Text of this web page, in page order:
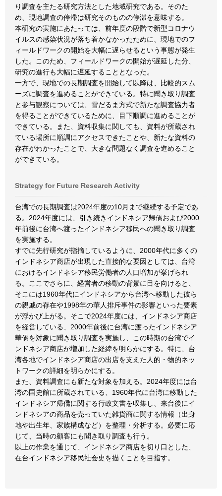
り調査を主たる研究方法とした地域研究である。そのた
め、現地調査の停滞は研究そのものの停滞を意味する。
本研究の実施にあたっては、前年度の段階で新型コロナウ
イルスの感染状況が落ち着かなかったために、現地でのフ
ィールドワークの開始を大幅に遅らせるという事態が発生
した。このため、フィールドワークの開始が遅延した分、
研究の進行も大幅に遅延することとなった。
一方で、現地での長期調査を開始して以降は、比較的スム
ーズに調査を進めることができている。特に聞き取り調査
と参与観察については、雪だるま方式で新たな調査協力者
を得ることができているために、目下順調に進めることが
できている。また、資料収集に関しても、資料が所蔵され
ている場所に順調にアクセスできたことや、新たな資料の
存在がわかったことで、大きな問題なく調査を進めること
ができている。
Strategy for Future Research Activity
台湾での長期調査は2024年度の10月まで継続する予定であ
る。2024年度には、引き続きインドネシア帰僑および2000
年前後に台湾へ渡ったインドネシア移民への聞き取り調査
を実施する。
すでに先行研究が指摘しているように、2000年代に多くの
インドネシア商店が出現した直接的な要因としては、台湾
におけるインドネシア移民労働者の人口増加が挙げられ
る。ここでさらに、経営者の移動の背景に目を向けると、
そこには1960年代にインドネシアから台湾へ移動した彼ら
の親戚の存在や1998年の華人排斥事件の影響といった要素
が浮かび上がる。そこで2024年度には、インドネシア商店
を経営している、2000年前後に台湾に渡ったインドネシア
華僑を対象に聞き取り調査を実施し、この時期の台湾でイ
ンドネシア商店が増加した経緯を明らかにする。特に、台
湾各地でインドネシア商店の出店を支えた人的・物的ネッ
トワークの詳細を明らかにする。
また、資料調査にも新たな対象を加える。2024年度には台
湾の国史館に所蔵されている、1960年代に台湾に移動した
インドネシア帰僑に関する行政文書を収集し、来台後にイ
ンドネシアの商品を売っていた雑貨商に関する情報（出身
地や出生年、家族構成など）を整理・分析する。必要に応
じて、当時の顧客にも聞き取り調査も行う。
以上の作業を通じて、インドネシア商店を切り口とした、
在台インドネシア移民社会史を描くことを目指す。